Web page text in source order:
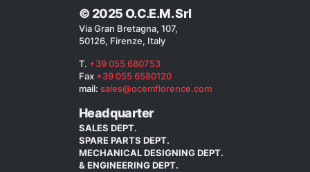
© 2025 O.C.E.M. Srl
Via Gran Bretagna, 107,
50126, Firenze, Italy
T. +39 055 680753
Fax +39 055 6580120
mail: sales@ocemflorence.com
Headquarter
SALES DEPT.
SPARE PARTS DEPT.
MECHANICAL DESIGNING DEPT.
& ENGINEERING DEPT.